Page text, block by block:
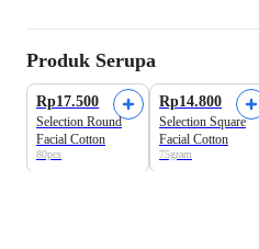
Produk Serupa
Rp17.500
Selection Round
Facial Cotton
80pcs
Rp14.800
Selection Square
Facial Cotton
75gram